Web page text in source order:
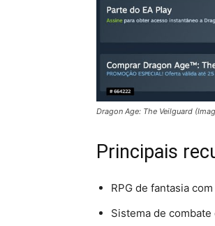
Dragon Age: The Veilguard
Principais
RPG de fantasia
Sistema de